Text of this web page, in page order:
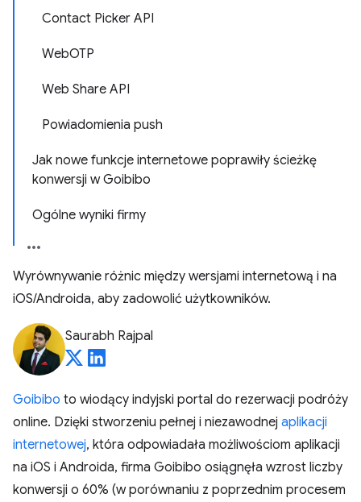
Contact Picker API
WebOTP
Web Share API
Powiadomienia push
Jak nowe funkcje internetowe poprawiły ścieżkę
konwersji w Goibibo
Ogólne wyniki firmy
Wyrównywanie różnic między wersjami internetową i na
iOS/Androida, aby zadowolić użytkowników.
Saurabh Rajpal
Goibibo to wiodący indyjski portal do rezerwacji podróży
online. Dzięki stworzeniu pełnej i niezawodnej aplikacji
internetowej, która odpowiadała możliwościom aplikacji
na iOS i Androida, firma Goibibo osiągnęła wzrost liczby
konwersji o 60% (w porównaniu z poprzednim procesem